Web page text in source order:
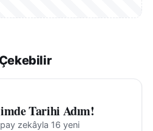
Tarihi Adım!
zekâyla 16 yeni